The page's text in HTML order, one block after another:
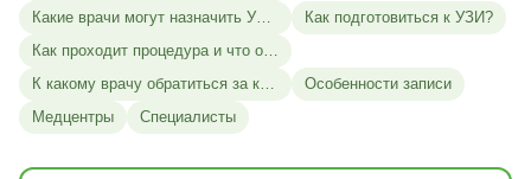
Какие врачи могут назначить УЗИ?
Как подготовиться к УЗИ?
Как проходит процедура и что оценивается?
К какому врачу обратиться за консультацией по результатам?
Особенности записи
Медцентры
Специалисты